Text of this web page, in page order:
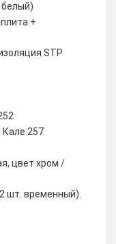
белый)
+
STP
257
цвет хром /
шт. временный).